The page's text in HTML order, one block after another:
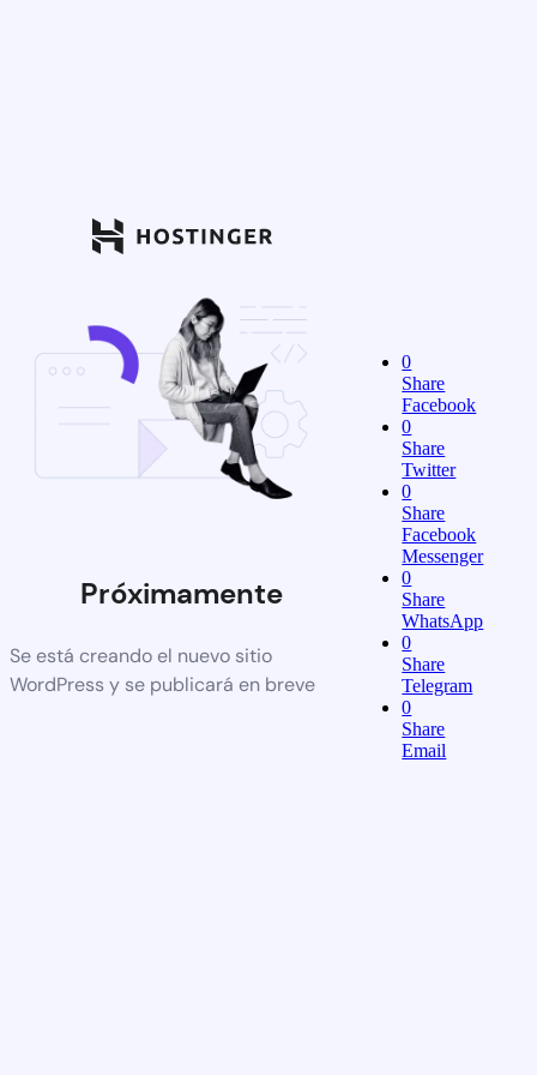
Próximamente
Se está creando el nuevo sitio
WordPress y se publicará en breve
0
Share
Facebook
0
Share
Twitter
0
Share
Facebook
Messenger
0
Share
WhatsApp
0
Share
Telegram
0
Share
Email